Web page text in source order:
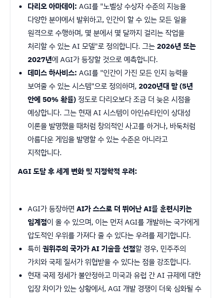
다리오 아마데이: AGI를 "노벨상 수상자 수준의 지능을
다양한 분야에서 발휘하고, 인간이 할 수 있는 모든 일을
원격으로 수행하며, 몇 분에서 몇 달까지 걸리는 작업을
처리할 수 있는 AI 모델"로 정의합니다. 그는2026년 또는
2027년에 AGI가 등장할 것으로 예측합니다.
데미스 하사비스: AGI를 "인간이 가진 모든 인지 능력을
보여줄 수 있는 시스템"으로 정의하며, 2020년대 말 (5년
안에 50% 확률) 정도로 다리오보다 조금 더 늦은 시점을
예상합니다. 그는 현재 AI 시스템이 아인슈타인이 상대성
이론을 발명했을 때처럼 창의적인 사고를 하거나, 바둑처럼
아름다운 게임을 발명할 수 있는 수준은 아니라고
지적합니다.
AGI 도달 후 세계 변화 및 지정학적 우려:
AGI가 등장하면 AI가 스스로 더 뛰어난 AI를 훈련시키는
임계점이 올 수 있으며, 이는 먼저 AGI를 개발하는 국가에게
압도적인 우위를 가져다 줄 수 있다는 우려를 제기합니다.
특히 권위주의 국가가 AI 기술을 선점할 경우, 민주주의
가치와 국제 질서가 위협받을 수 있다는 점을 강조합니다.
현재 국제 정세가 불안정하고 미국과 유럽 간 AI 규제에 대한
입장 차이가 있는 상황에서, AGI 개발 경쟁이 더욱 심화될 수